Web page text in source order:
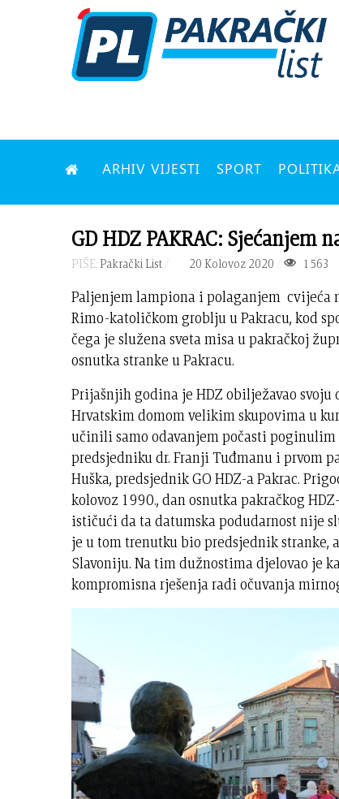
ARHIV VIJESTI SPORT
GD HDZ PAKRAC: Sjećanjem
PIŠE: Pakrački List 20 Kolovoz 2020 1563
Paljenjem lampiona i polaganjem
Rimo-katoličkom groblju u Pakracu, kod
čega je služena sveta misa u pakračkoj
osnutka stranke u Pakracu.
Prijašnjih godina je HDZ obilježavao svoju
Hrvatskim domom velikim skupovima u
učinili samo odavanjem počasti
predsjedniku dr. Franji Tuđmanu i prvom
Huška, predsjednik GO HDZ-a Pakrac.
kolovoz 1990., dan osnutka pakračkog
ističući da ta datumska podudarnost nije
je u tom trenutku bio predsjednik
Slavoniju. Na tim dužnostima djelovao je
kompromisna rješenja radi očuvanja